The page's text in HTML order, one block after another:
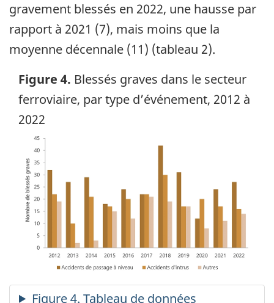
gravement blessés en 2022, une hausse par
rapport à 2021 (7), mais moins que la
moyenne décennale (11) (tableau 2).
Figure 4. Blessés graves dans le secteur
ferroviaire, par type d’événement, 2012 à
2022
Image